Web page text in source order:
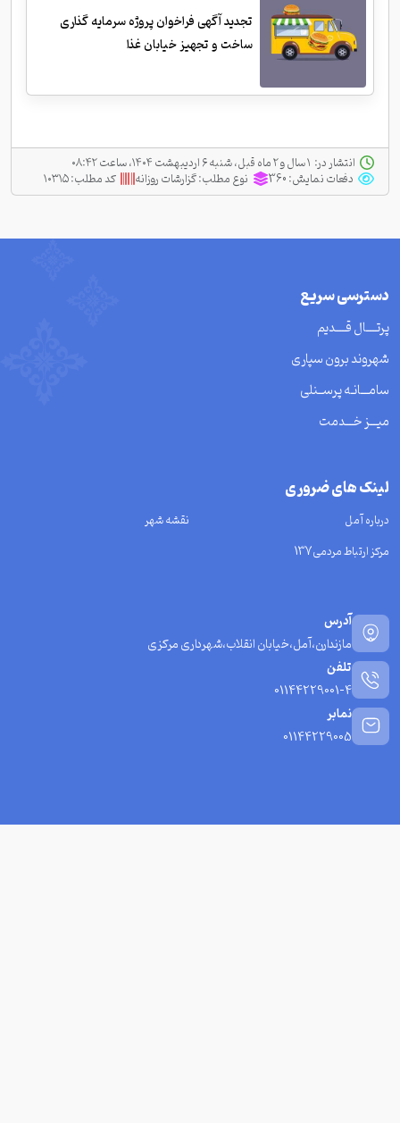
تجدید آگهی فراخوان پروژه سرمایه گذاری
ساخت و تجهیز خیابان غذا
انتشار در:
دفعات نمایش:360 نوع مطلب:گزارشات روزانه کد مطلب:۱۰۳۱۵
دسترسی سریع
پرتــــال قــــدیم
شهروند برون سپاری
سامـــانـه پرســنلی
میـــز خـــدمت
لینک های ضروری
درباره آمل
نقشه شهر
مرکز ارتباط مردمی137
آدرس
مازندارن،آمل،خیابان انقلاب،شهرداری مرکزی
تلفن
01144229001-4
نمابر
01144229005